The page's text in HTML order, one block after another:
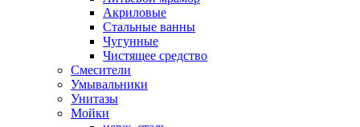
Акриловые
Стальные ванны
Чугунные
Чистящее средство
Смесители
Умывальники
Унитазы
Мойки